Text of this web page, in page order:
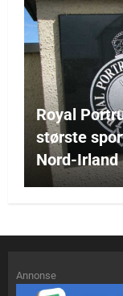
Royal
største
Nord-Irland
Annonse